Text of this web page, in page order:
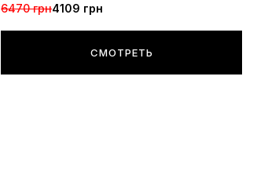
6470 грн4109 грн
СМОТРЕТЬ